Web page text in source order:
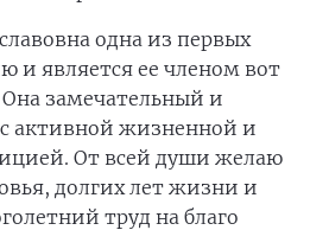
одна из первых
и является ее членом вот
Она замечательный и
активной жизненной и
От всей души желаю
долгих лет жизни и
труд на благо